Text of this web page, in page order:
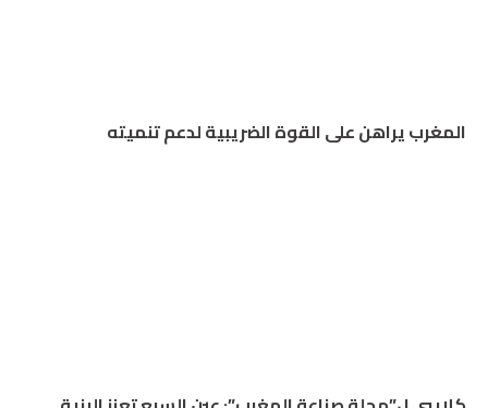
المغرب يراهن على القوة الضريبية لدعم تنميته